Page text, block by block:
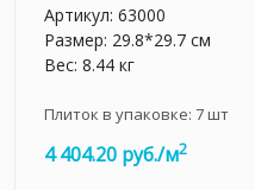
Артикул: 63000
Размер: 29.8*29.7 см
Вес: 8.44 кг
Плиток в упаковке: 7шт
4 404.20 руб./м2